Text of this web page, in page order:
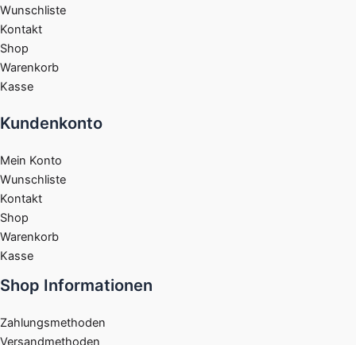
Wunschliste
Kontakt
Shop
Warenkorb
Kasse
Kundenkonto
Mein Konto
Wunschliste
Kontakt
Shop
Warenkorb
Kasse
Shop Informationen
Zahlungsmethoden
Versandmethoden